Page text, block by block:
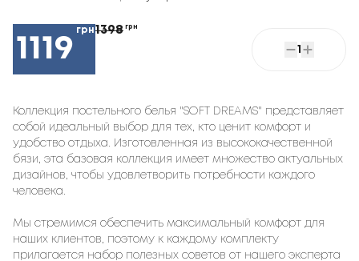
1119
грн1398 грн
1
Коллекция постельного белья "SOFT DREAMS" представляет
собой идеальный выбор для тех, кто ценит комфорт и
удобство отдыха. Изготовленная из высококачественной
бязи, эта базовая коллекция имеет множество актуальных
дизайнов, чтобы удовлетворить потребности каждого
человека.
Мы стремимся обеспечить максимальный комфорт для
наших клиентов, поэтому к каждому комплекту
прилагается набор полезных советов от нашего эксперта